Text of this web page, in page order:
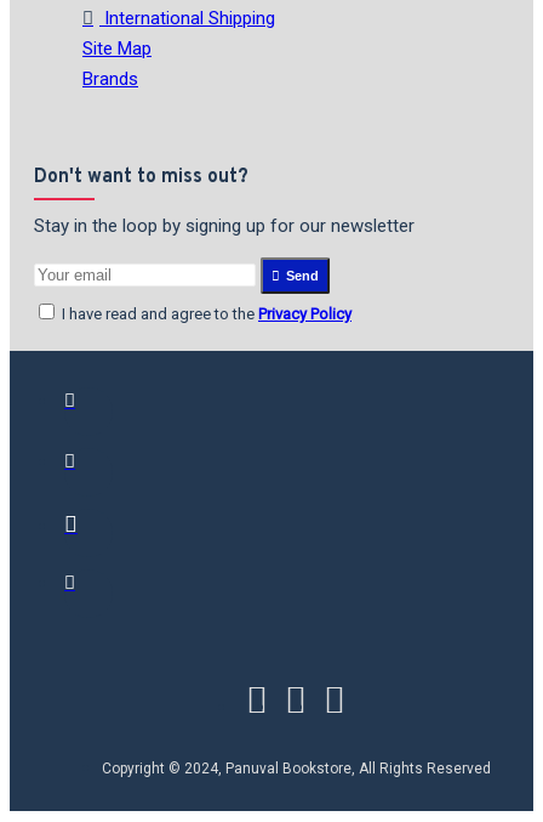
International Shipping
Site Map
Brands
Don't want to miss out?
Stay in the loop by signing up for our newsletter
Send
I have read and agree to the Privacy Policy
Copyright © 2024, Panuval Bookstore, All Rights Reserved